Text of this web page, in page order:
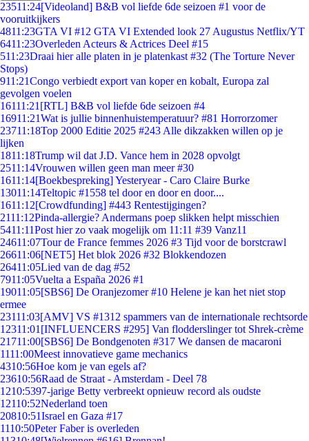
23511:24[Videoland] B&B vol liefde 6de seizoen #1 voor de
vooruitkijkers
4811:23GTA VI #12 GTA VI Extended look 27 Augustus Netflix/YT
6411:23Overleden Acteurs & Actrices Deel #15
511:23Draai hier alle platen in je platenkast #32 (The Torture Never
Stops)
911:21Congo verbiedt export van koper en kobalt, Europa zal
gevolgen voelen
16111:21 [RTL] B&B vol liefde 6de seizoen #4
16911:21Wat is jullie binnenhuistemperatuur? #81 Horrorzomer
23711:18Top 2000 Editie 2025 #243 Alle dikzakken willen op je
lijken
1811:18Trump wil dat J.D. Vance hem in 2028 opvolgt
2511:14Vrouwen willen geen man meer #30
1611:14[Boekbespreking] Yesteryear - Caro Claire Burke
13011:14Teltopic #1558 tel door en door en door....
1611:12[Crowdfunding] #443 Rentestijgingen?
2111:12Pinda-allergie? Andermans poep slikken helpt misschien
5411:11Post hier zo vaak mogelijk om 11:11 #39 Vanz11
24611:07Tour de France femmes 2026 #3 Tijd voor de borstcrawl
26611:06[NET5] Het blok 2026 #32 Blokkendozen
26411:05Lied van de dag #52
7911:05Vuelta a España 2026 #1
19011:05[SBS6] De Oranjezomer #10 Helene je kan het niet stop
ermee
23111:03[AMV] VS #1312 spammers van de internationale rechtsorde
12311:01 [INFLUENCERS #295] Van flodderslinger tot Shrek-crème
21711:00[SBS6] De Bondgenoten #317 We dansen de macaroni
1111:00Meest innovatieve game mechanics
4310:56Hoe kom je van egels af?
23610:56Raad de Straat - Amsterdam - Deel 78
1210:5397-jarige Betty verbreekt opnieuw record als oudste
12110:52Nederland toen
20810:51Israel en Gaza #17
1110:50Peter Faber is overleden